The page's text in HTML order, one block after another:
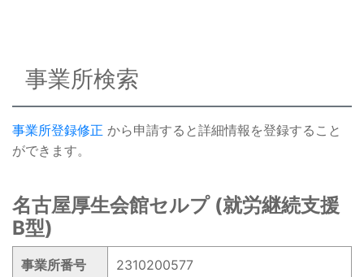
事業所検索
事業所登録修正 から申請すると詳細情報を登録すること
ができます。
名古屋厚生会館セルプ (就労継続支援
B型)
事業所番号 2310200577